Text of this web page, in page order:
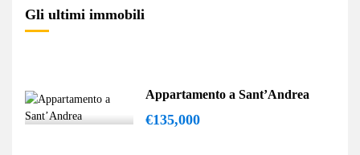
Gli ultimi immobili
Appartamento a Sant’Andrea
€135,000